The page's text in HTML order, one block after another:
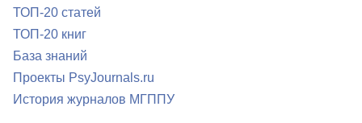
ТОП-20 статей
ТОП-20 книг
База знаний
Проекты PsyJournals.ru
История журналов МГППУ